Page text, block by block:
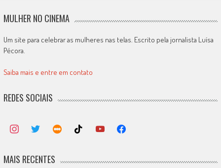
MULHER NO CINEMA
Um site para celebrar as mulheres nas telas. Escrito pela jornalista Luísa
Pécora.
Saiba mais e entre em contato
REDES SOCIAIS
MAIS RECENTES